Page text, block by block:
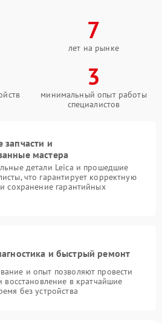
7
лет на рынке
3
минимальный опыт работы
специалистов
и
мастера
детали Leica и прошедшие
что гарантирует корректную
сохранение гарантийных
и быстрый ремонт
и опыт позволяют провести
восстановление в кратчайшие
без устройства